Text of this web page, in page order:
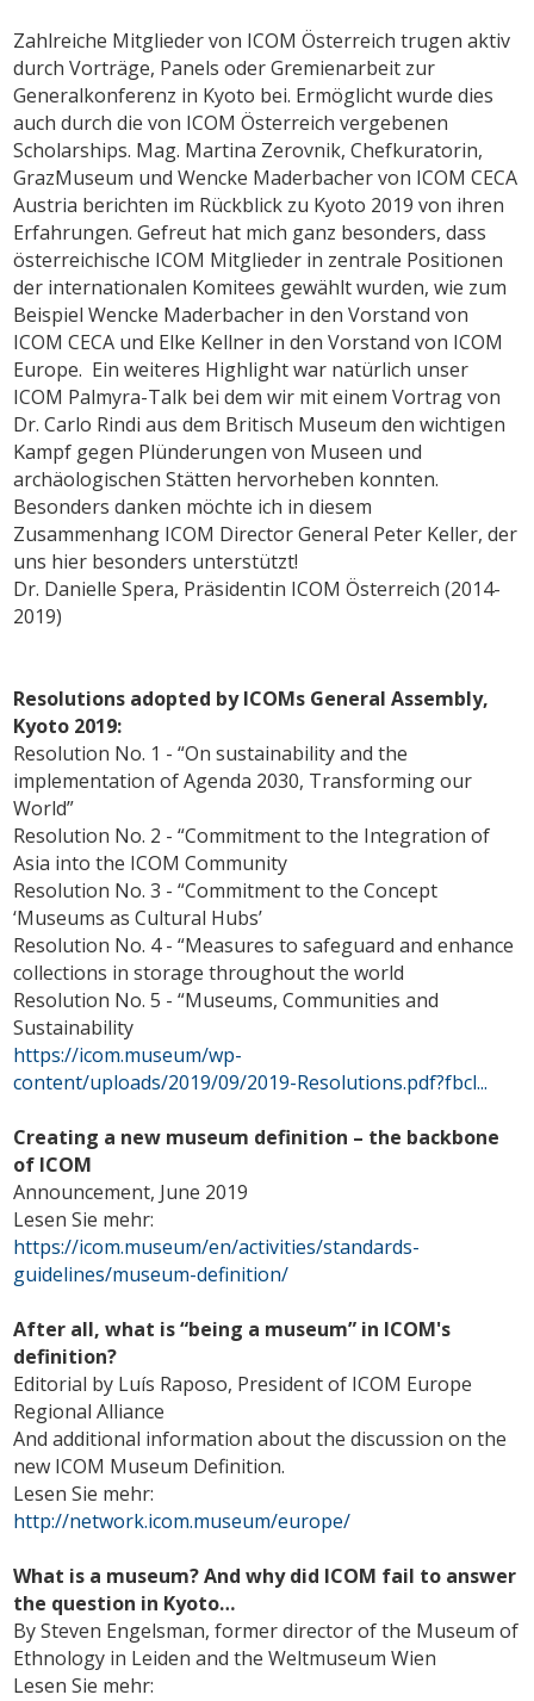
Zahlreiche Mitglieder von ICOM Österreich trugen aktiv
durch Vorträge, Panels oder Gremienarbeit zur
Generalkonferenz in Kyoto bei. Ermöglicht wurde dies
auch durch die von ICOM Österreich vergebenen
Scholarships. Mag. Martina Zerovnik, Chefkuratorin,
GrazMuseum und Wencke Maderbacher von ICOM CECA
Austria berichten im Rückblick zu Kyoto 2019 von ihren
Erfahrungen. Gefreut hat mich ganz besonders, dass
österreichische ICOM Mitglieder in zentrale Positionen
der internationalen Komitees gewählt wurden, wie zum
Beispiel Wencke Maderbacher in den Vorstand von
ICOM CECA und Elke Kellner in den Vorstand von ICOM
Europe. Ein weiteres Highlight war natürlich unser
ICOM Palmyra-Talk bei dem wir mit einem Vortrag von
Dr. Carlo Rindi aus dem Britisch Museum den wichtigen
Kampf gegen Plünderungen von Museen und
archäologischen Stätten hervorheben konnten.
Besonders danken möchte ich in diesem
Zusammenhang ICOM Director General Peter Keller, der
uns hier besonders unterstützt!
Dr. Danielle Spera, Präsidentin ICOM Österreich (2014-
2019)
Resolutions adopted by ICOMs General Assembly,
Kyoto 2019:
Resolution No. 1 - “On sustainability and the
implementation of Agenda 2030, Transforming our
World”
Resolution No. 2 - “Commitment to the Integration of
Asia into the ICOM Community
Resolution No. 3 - “Commitment to the Concept
‘Museums as Cultural Hubs’
Resolution No. 4 - “Measures to safeguard and enhance
collections in storage throughout the world
Resolution No. 5 - “Museums, Communities and
Sustainability
https://icom.museum/wp-
content/uploads/2019/09/2019-Resolutions.pdf?fbcl...
Creating a new museum definition – the backbone
of ICOM
Announcement, June 2019
Lesen Sie mehr:
https://icom.museum/en/activities/standards-
guidelines/museum-definition/
After all, what is “being a museum” in ICOM's
definition?
Editorial by Luís Raposo, President of ICOM Europe
Regional Alliance
And additional information about the discussion on the
new ICOM Museum Definition.
Lesen Sie mehr:
http://network.icom.museum/europe/
What is a museum? And why did ICOM fail to answer
the question in Kyoto…
By Steven Engelsman, former director of the Museum of
Ethnology in Leiden and the Weltmuseum Wien
Lesen Sie mehr: